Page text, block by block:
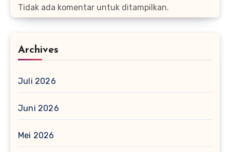
Tidak ada komentar untuk ditampilkan.
Archives
Juli 2026
Juni 2026
Mei 2026